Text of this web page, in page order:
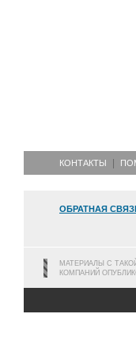
КОНТАКТЫ
ОБРАТНАЯ
МАТЕРИАЛЫ С
КОМПАНИЙ